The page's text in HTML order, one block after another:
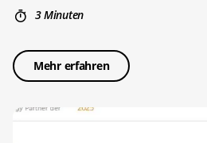
3 Minuten
Mehr erfahren